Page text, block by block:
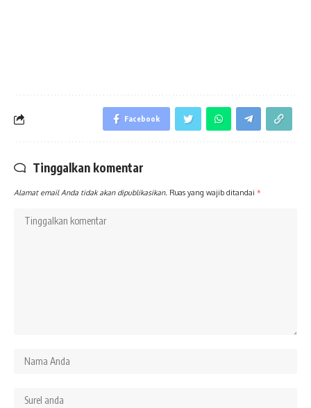
Facebook
Tinggalkan komentar
Alamat email Anda tidak akan dipublikasikan. Ruas yang wajib ditandai *